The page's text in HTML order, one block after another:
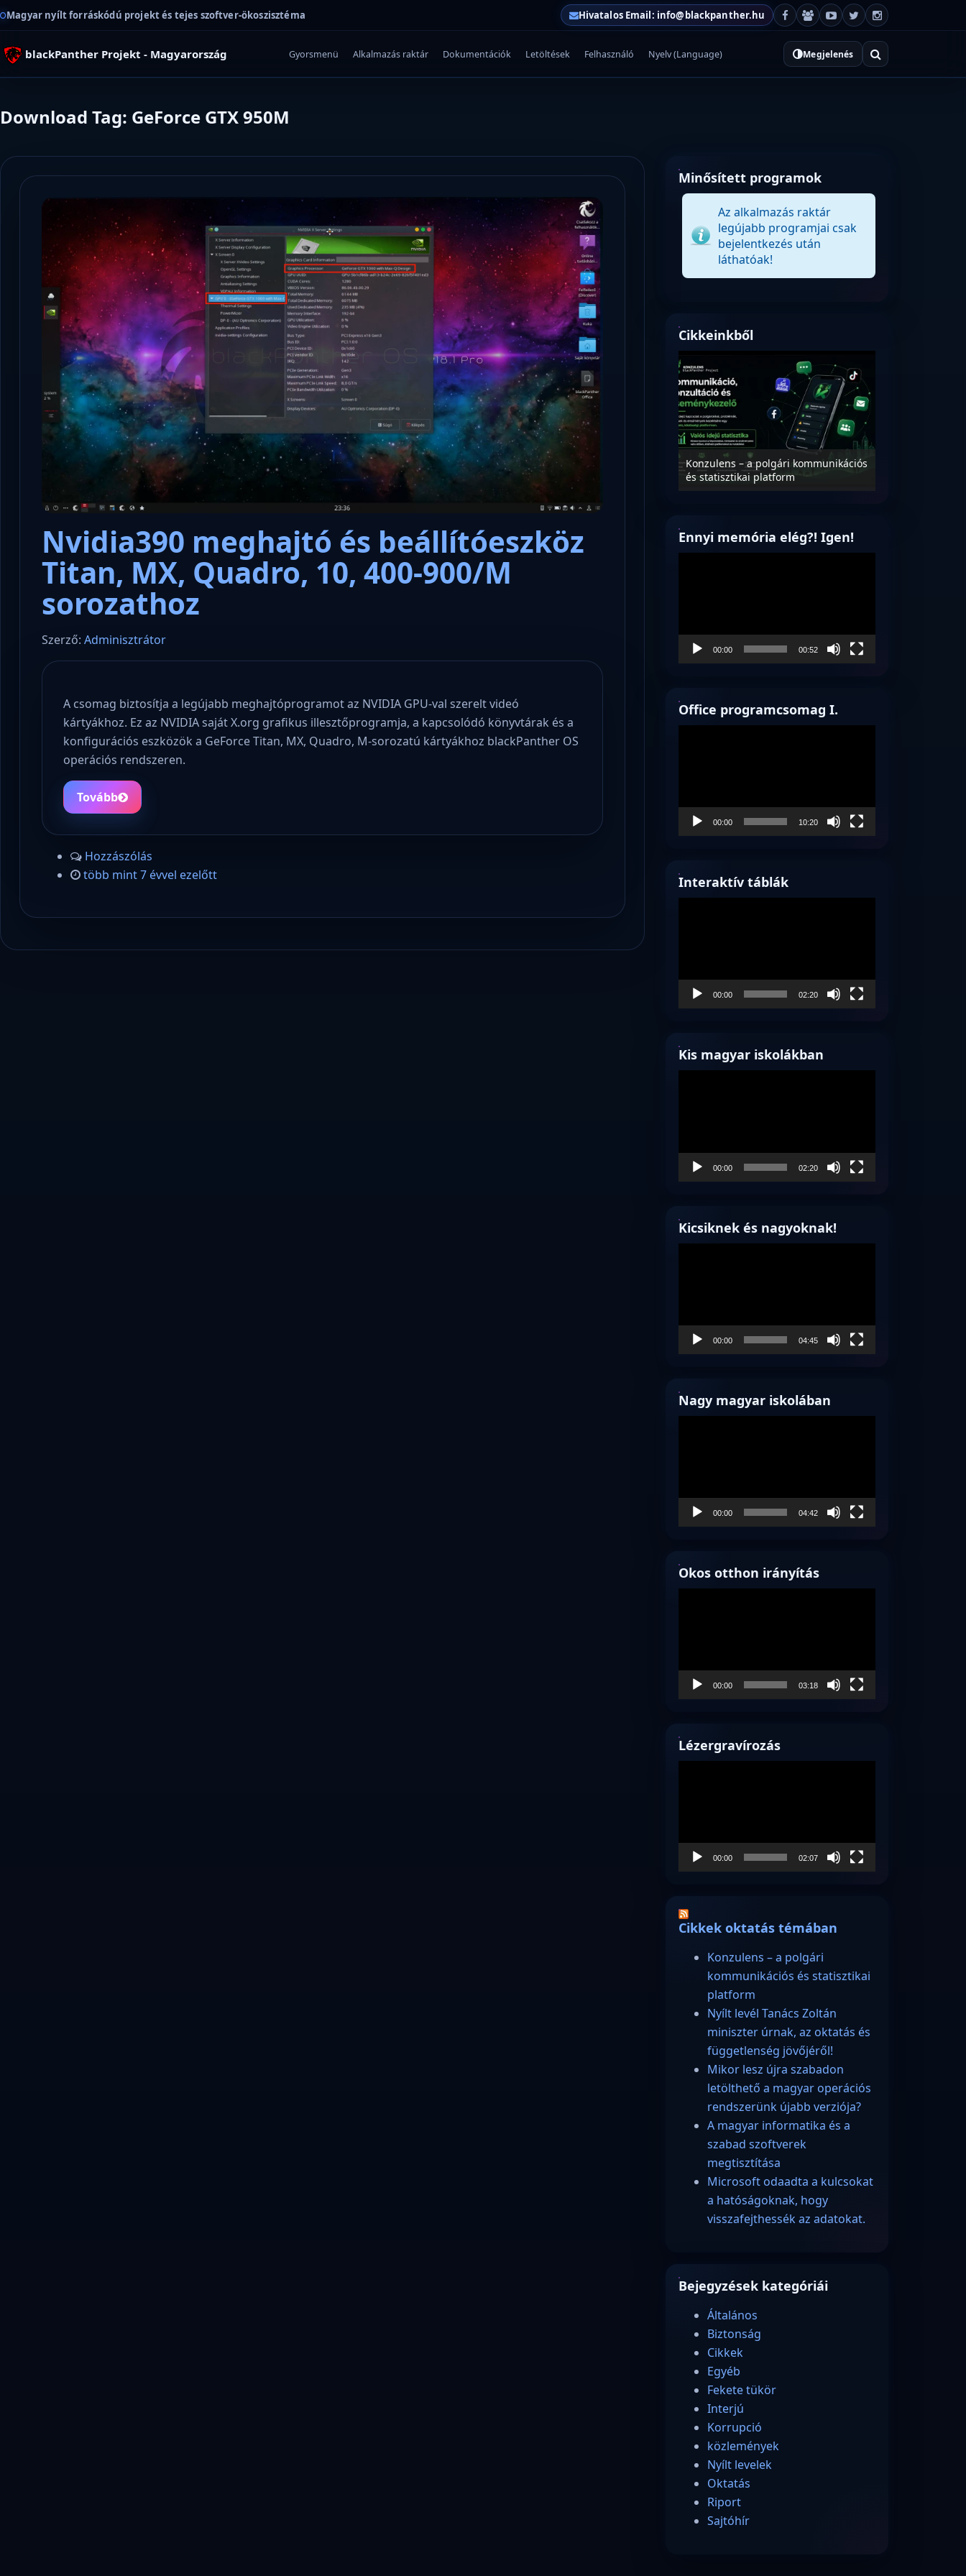
Magyar nyílt forráskódú projekt és tejes szoftver-ökoszisztéma Hivatalos Email: info@blackpanther.hu
blackPanther Projekt - Magyarország Gyorsmenü Alkalmazás raktár Dokumentációk Letöltések Felhasználó Nyelv (Language) Megjelenés
Download Tag: GeForce GTX 950M
Nvidia390 meghajtó és beállítóeszköz
Titan, MX, Quadro, 10, 400-900/M
sorozathoz
Szerző: Adminisztrátor
A csomag biztosítja a legújabb meghajtóprogramot az NVIDIA GPU-val szerelt videó
kártyákhoz. Ez az NVIDIA saját X.org grafikus illesztőprogramja, a kapcsolódó könyvtárak és a
konfigurációs eszközök a GeForce Titan, MX, Quadro, M-sorozatú kártyákhoz blackPanther OS
operációs rendszeren.
Tovább
Hozzászólás
több mint 7 évvel ezelőtt
Minősített programok
Az alkalmazás raktár
legújabb programjai csak
bejelentkezés után
láthatóak!
Cikkeinkből
Microsoft odaadta a kulcsokat a
hatóságoknak, hogy visszafejthessék
az adatokat.
Konzulens – a polgári kommunikációs
és statisztikai platform
Ennyi memória elég?! Igen!
00:00 00:52
Office programcsomag I.
00:00 10:20
Interaktív táblák
00:00 02:20
Kis magyar iskolákban
00:00 02:20
Kicsiknek és nagyoknak!
00:00 04:45
Nagy magyar iskolában
00:00 04:42
Okos otthon irányítás
00:00 03:18
Lézergravírozás
00:00 02:07
Cikkek oktatás témában
Konzulens – a polgári
kommunikációs és statisztikai
platform
Nyílt levél Tanács Zoltán
miniszter úrnak, az oktatás és
függetlenség jövőjéről!
Mikor lesz újra szabadon
letölthető a magyar operációs
rendszerünk újabb verziója?
A magyar informatika és a
szabad szoftverek
megtisztítása
Microsoft odaadta a kulcsokat
a hatóságoknak, hogy
visszafejthessék az adatokat.
Bejegyzések kategóriái
Általános
Biztonság
Cikkek
Egyéb
Fekete tükör
Interjú
Korrupció
közlemények
Nyílt levelek
Oktatás
Riport
Sajtóhír